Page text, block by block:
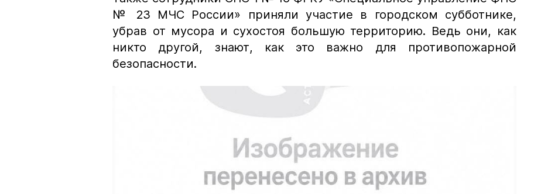
№ 23 МЧС России» приняли участие в городском субботнике,
убрав от мусора и сухостоя большую территорию. Ведь они, как
никто другой, знают, как это важно для противопожарной
безопасности.